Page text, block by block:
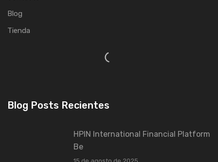
Blog
Tienda
Blog Posts Recientes
HPIN International Financial Platform
Be